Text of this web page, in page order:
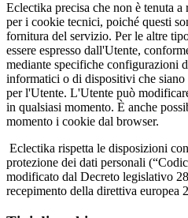
Eclectika precisa che non è tenuta
per i cookie tecnici, poiché questi
fornitura del servizio. Per le altre
essere espresso dall'Utente,
mediante specifiche configurazioni
informatici o di dispositivi che
per l'Utente. L'Utente può
in qualsiasi momento. È anche
momento i cookie dal browser.
Eclectika rispetta le disposizioni
protezione dei dati personali
modificato dal Decreto legislativo
recepimento della direttiva europea